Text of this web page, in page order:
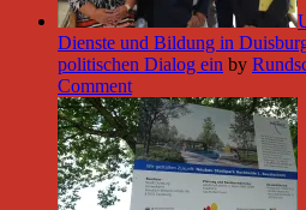
Dienste und Bildung in
politischen Dialog ein by
Comment